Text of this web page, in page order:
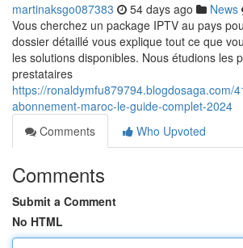
martinaksgo087383 54 days ago News
Vous cherchez un package IPTV au pays
dossier détaillé vous explique tout ce que
les solutions disponibles. Nous étudions les
prestataires
https://ronaldymfu879794.blogdosaga.com/
abonnement-maroc-le-guide-complet-2024
Comments
Who Upvoted
Comments
Submit a Comment
No HTML